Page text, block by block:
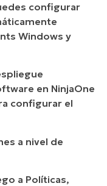
configurar
Windows y
en NinjaOne
configurar el
a nivel de
a Políticas,